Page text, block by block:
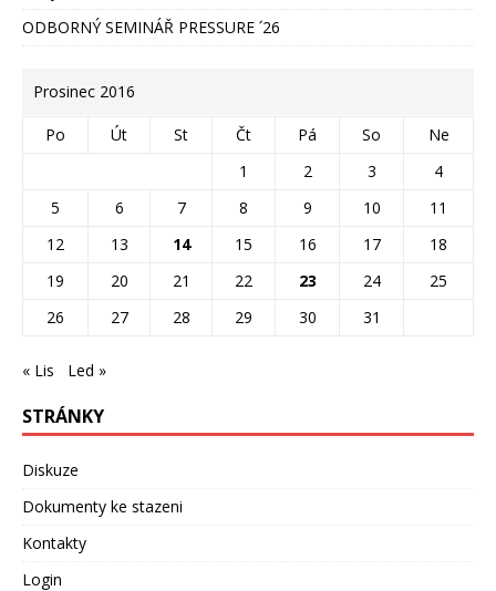
ODBORNÝ SEMINÁŘ PRESSURE ՛26
Prosinec 2016
Po Út St Čt Pá So
Ne
1
2 3
4
5
6 7 8 9 10
11
12
13 14 15 16 17
18
19
20 21 22 23 24
25
26
27 28 29 30 31
« Lis Led »
STRÁNKY
Diskuze
Dokumenty ke stazeni
Kontakty
Login